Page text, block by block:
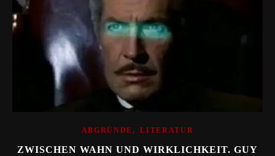
ABGRÜNDE ,LITERATUR
ZWISCHEN WAHN UND WIRKLICHKEIT. GUY